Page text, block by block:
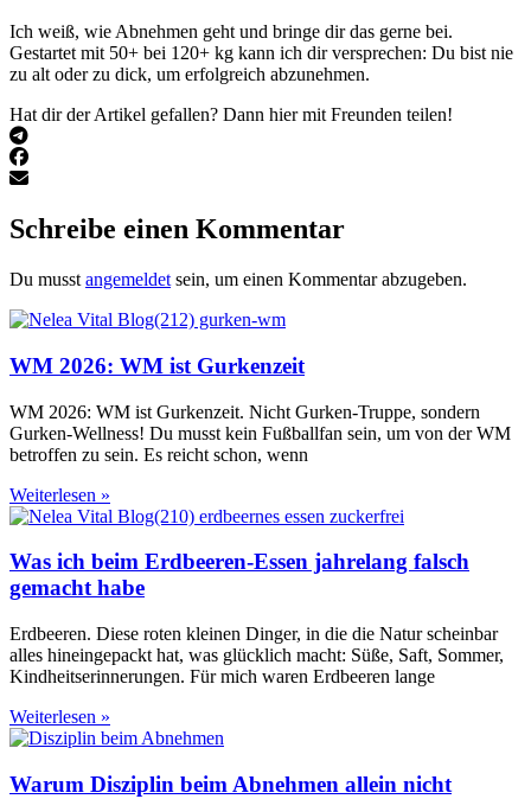
Ich weiß, wie Abnehmen geht und bringe dir das gerne bei.
Gestartet mit 50+ bei 120+ kg kann ich dir versprechen: Du bist nie
zu alt oder zu dick, um erfolgreich abzunehmen.
Hat dir der Artikel gefallen? Dann hier mit Freunden teilen!
Schreibe einen Kommentar
Du musst angemeldet sein, um einen Kommentar abzugeben.
WM 2026: WM ist Gurkenzeit
WM 2026: WM ist Gurkenzeit. Nicht Gurken-Truppe, sondern
Gurken-Wellness! Du musst kein Fußballfan sein, um von der WM
betroffen zu sein. Es reicht schon, wenn
Weiterlesen »
Was ich beim Erdbeeren-Essen jahrelang falsch
gemacht habe
Erdbeeren. Diese roten kleinen Dinger, in die die Natur scheinbar
alles hineingepackt hat, was glücklich macht: Süße, Saft, Sommer,
Kindheitserinnerungen. Für mich waren Erdbeeren lange
Weiterlesen »
Warum Disziplin beim Abnehmen allein nicht